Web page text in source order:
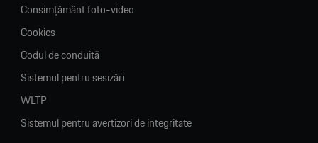
Consimțământ foto-video
Cookies
Codul de conduită
Sistemul pentru sesizări
WLTP
Sistemul pentru avertizori de integritate